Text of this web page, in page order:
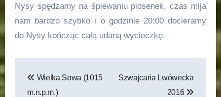
Nysy spędzamy na śpiewaniu piosenek, czas mija
nam bardzo szybko i o godzinie 20:00 docieramy
do Nysy kończąc całą udaną wycieczkę.
wpisu
Wielka Sowa (1015
m.n.p.m.)
Szwajcaria Lwówecka
2016